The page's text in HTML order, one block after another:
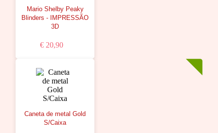
Mario Shelby Peaky
Blinders - IMPRESSÃO
3D
€ 20,90
Caneta de metal Gold
S/Caixa